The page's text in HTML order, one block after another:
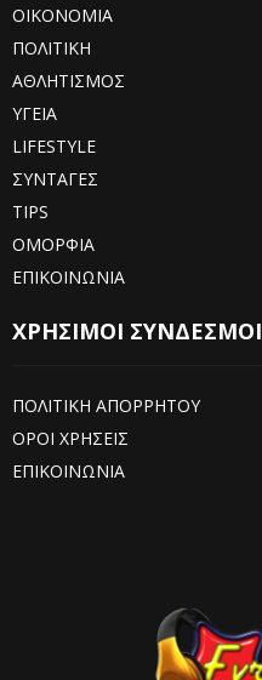
ΟΙΚΟΝΟΜΙΑ
ΠΟΛΙΤΙΚΗ
ΑΘΛΗΤΙΣΜΟΣ
ΥΓΕΙΑ
LIFESTYLE
ΣΥΝΤΑΓΕΣ
TIPS
ΟΜΟΡΦΙΑ
ΕΠΙΚΟΙΝΩΝΙΑ
ΧΡΗΣΙΜΟΙ ΣΥΝΔΕΣΜΟΙ
ΠΟΛΙΤΙΚΗ ΑΠΟΡΡΗΤΟΥ
ΟΡΟΙ ΧΡΗΣΕΙΣ
ΕΠΙΚΟΙΝΩΝΙΑ